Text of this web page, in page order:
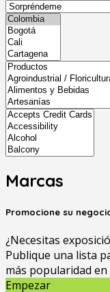
Marcas
Promocione su
¿Necesitas
Publique una lista
más popularidad en
Empezar